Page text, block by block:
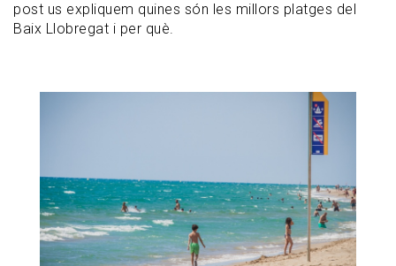
post us expliquem quines són les millors platges del
Baix Llobregat i per què.